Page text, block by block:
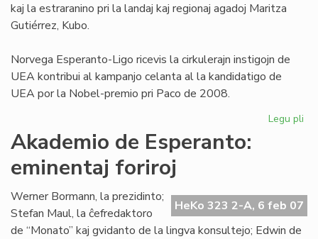
kaj la estraranino pri la landaj kaj regionaj agadoj Maritza
Gutiérrez, Kubo.
Norvega Esperanto-Ligo ricevis la cirkulerajn instigojn de
UEA kontribui al kampanjo celanta al la kandidatigo de
UEA por la Nobel-premio pri Paco de 2008.
Legu pli
al
Akademio de Esperanto:
eminentaj foriroj
HeKo 323 2-A, 6 feb 07
Werner Bormann, la prezidinto;
Stefan Maul, la ĉefredaktoro
de “Monato” kaj gvidanto de la lingva konsultejo; Edwin de